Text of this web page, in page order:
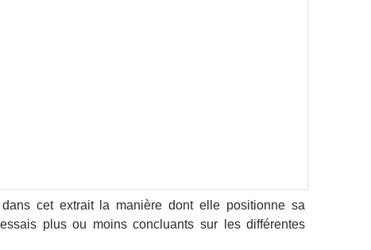
cet extrait la manière dont elle positionne sa
plus ou moins concluants sur les différentes